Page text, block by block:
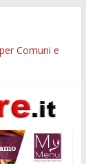
Comuni e
formare
e sapori al
arresto